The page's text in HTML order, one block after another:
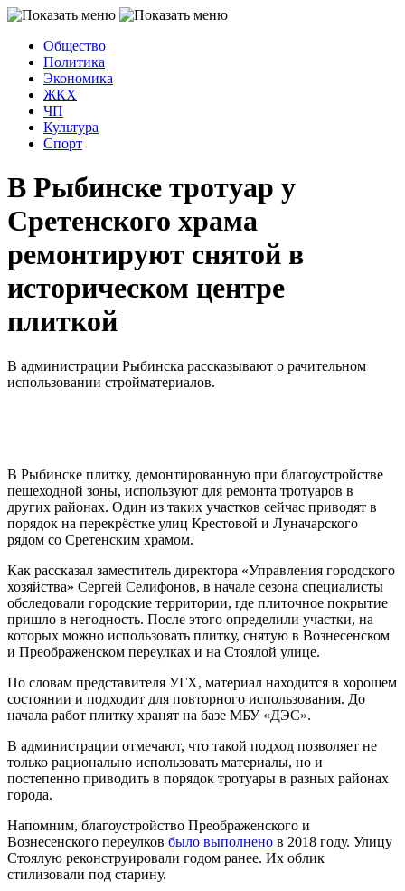
Общество
Политика
Экономика
ЖКХ
ЧП
Культура
Спорт
В Рыбинске тротуар у
Сретенского храма
ремонтируют снятой в
историческом центре
плиткой
В администрации Рыбинска рассказывают о рачительном
использовании стройматериалов.
В Рыбинске плитку, демонтированную при благоустройстве
пешеходной зоны, используют для ремонта тротуаров в
других районах. Один из таких участков сейчас приводят в
порядок на перекрёстке улиц Крестовой и Луначарского
рядом со Сретенским храмом.
Как рассказал заместитель директора «Управления городского
хозяйства» Сергей Селифонов, в начале сезона специалисты
обследовали городские территории, где плиточное покрытие
пришло в негодность. После этого определили участки, на
которых можно использовать плитку, снятую в Вознесенском
и Преображенском переулках и на Стоялой улице.
По словам представителя УГХ, материал находится в хорошем
состоянии и подходит для повторного использования. До
начала работ плитку хранят на базе МБУ «ДЭС».
В администрации отмечают, что такой подход позволяет не
только рационально использовать материалы, но и
постепенно приводить в порядок тротуары в разных районах
города.
Напомним, благоустройство Преображенского и
Вознесенского переулков было выполнено в 2018 году. Улицу
Стоялую реконструировали годом ранее. Их облик
стилизовали под старину.